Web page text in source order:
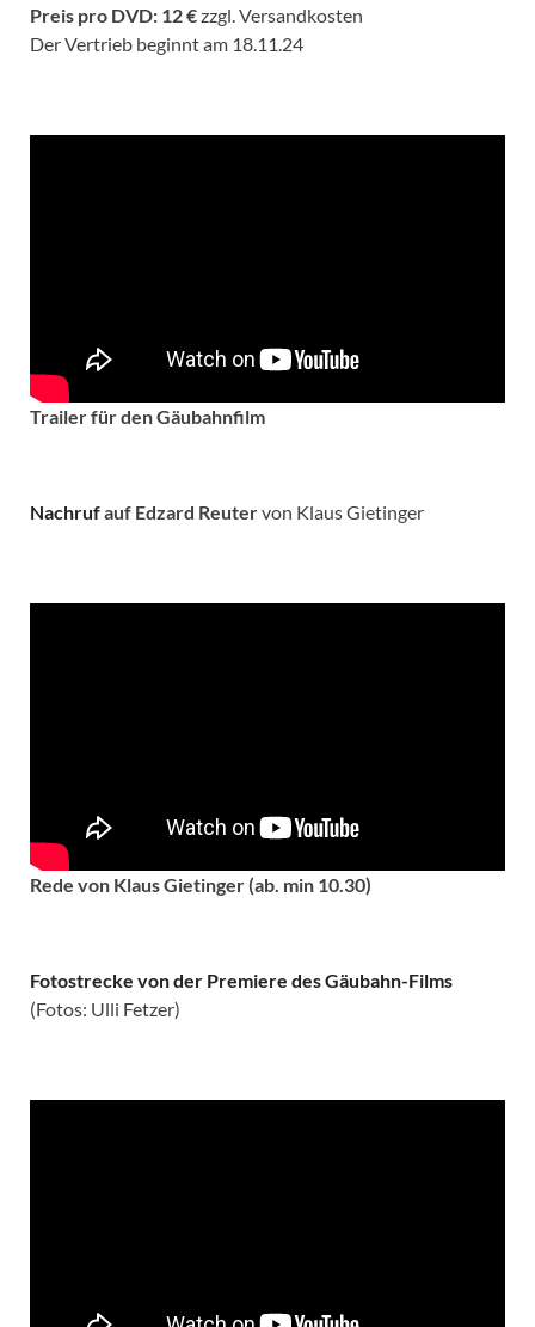
Preis pro DVD: 12 €zzgl. Versandkosten
Der Vertrieb beginnt am 18.11.24
Trailer für den Gäubahnfilm
Nachrufauf Edzard Reutervon Klaus Gietinger
Rede von Klaus Gietinger (ab. min 10.30)
Fotostrecke von der Premiere des Gäubahn-Films
(Fotos: Ulli Fetzer)